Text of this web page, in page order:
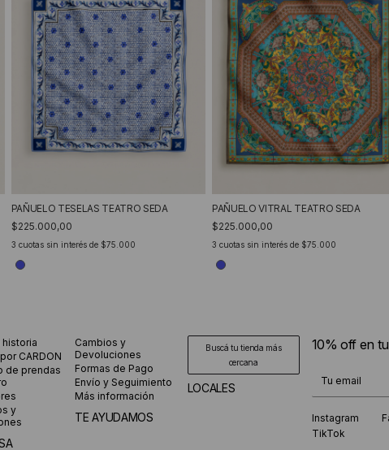
PAÑUELO TESELAS TEATRO SEDA
$225.000,00
3 cuotas sin interés de $75.000
PAÑUELO VITRAL TEATRO SEDA
$225.000,00
3 cuotas sin interés de $75.000
historia
CARDON
de prendas
y
Cambios y
Devoluciones
Formas de Pago
Envío y Seguimiento
Más información
TE AYUDAMOS
Buscá tu tienda más
cercana
LOCALES
10% off en
¡Te
Instagram
TikTok